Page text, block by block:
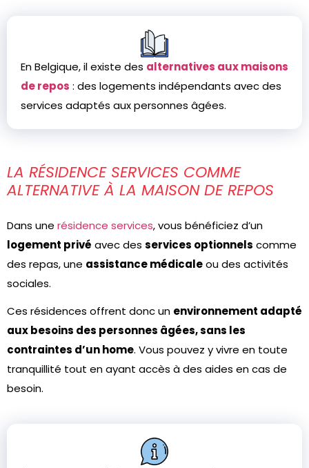
En Belgique, il existe des alternatives aux maisons
de repos : des logements indépendants avec des
services adaptés aux personnes âgées.
LA RÉSIDENCE SERVICES COMME
ALTERNATIVE À LA MAISON DE REPOS
Dans une résidence services, vous bénéficiez d’un
logement privé avec des services optionnels comme
des repas, une assistance médicaleou des activités
sociales.
Ces résidences offrent donc un environnement adapté
aux besoins des personnes âgées, sans les
contraintes d’un home. Vous pouvez y vivre en toute
tranquillité tout en ayant accès à des aides en cas de
besoin.